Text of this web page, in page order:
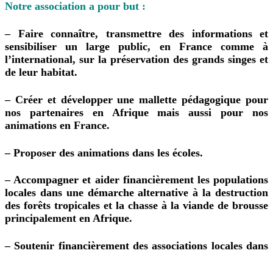
Notre association a pour but :
– Faire connaître, transmettre des informations et
sensibiliser un large public, en France comme à
l’international, sur la préservation des grands singes et
de leur habitat.
– Créer et développer une mallette pédagogique pour
nos partenaires en Afrique mais aussi pour nos
animations en France.
– Proposer des animations dans les écoles.
– Accompagner et aider financièrement les populations
locales dans une démarche alternative à la destruction
des forêts tropicales et la chasse à la viande de brousse
principalement en Afrique.
– Soutenir financièrement des associations locales dans